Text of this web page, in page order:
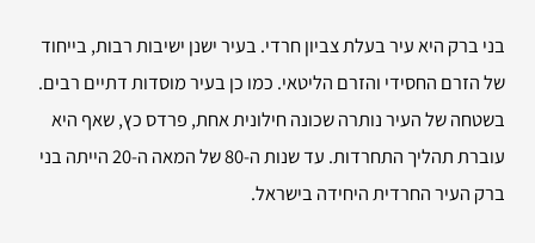
בני ברק היא עיר בעלת צביון חרדי. בעיר ישנן ישיבות רבות, בייחוד
של הזרם החסידי והזרם הליטאי. כמו כן בעיר מוסדות דתיים רבים.
בשטחה של העיר נותרה שכונה חילונית אחת, פרדס כץ, שאף היא
עוברת תהליך התחרדות. עד שנות ה-80 של המאה ה-20 הייתה בני
ברק העיר החרדית היחידה בישראל.